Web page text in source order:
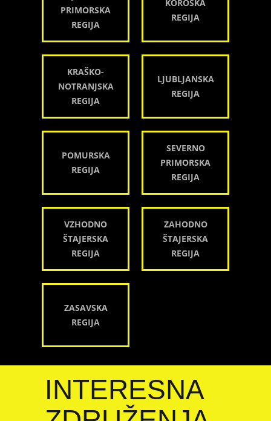
PRIMORSKA
REGIJA
KOROŠKA
REGIJA
KRAŠKO-
NOTRANJSKA
REGIJA
LJUBLJANSKA
REGIJA
POMURSKA
REGIJA
SEVERNO
PRIMORSKA
REGIJA
VZHODNO
ŠTAJERSKA
REGIJA
ZAHODNO
ŠTAJERSKA
REGIJA
ZASAVSKA
REGIJA
INTERESNA